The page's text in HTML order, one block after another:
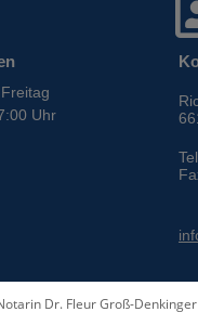
Uhr
Dr. Fleur Groß-Denkinger